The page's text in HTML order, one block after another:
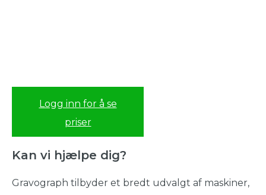
Logg inn for å se
priser
Kan vi hjælpe dig?
Gravograph tilbyder et bredt udvalgt af maskiner,